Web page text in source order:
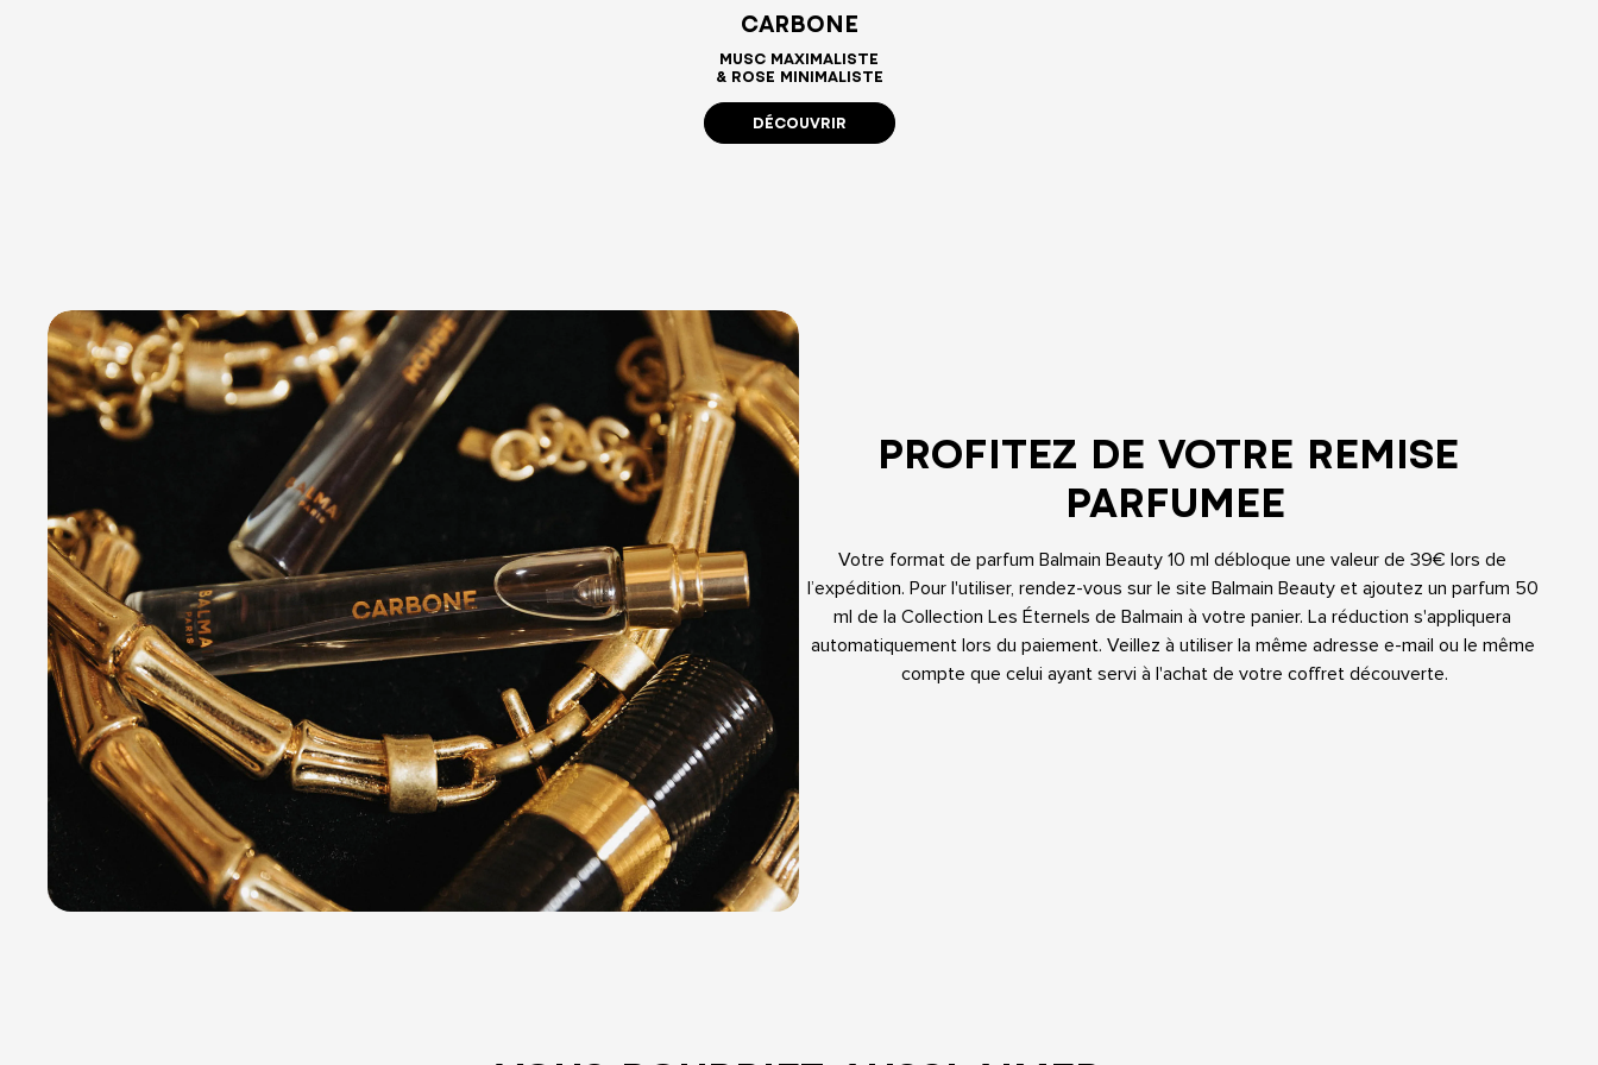
CARBONE
MUSC MAXIMALISTE
& ROSE MINIMALISTE
DÉCOUVRIR
PROFITEZ DE VOTRE REMISE
PARFUMEE
Votre format de parfum Balmain Beauty 10 ml débloque une valeur de 39€ lors de
l’expédition. Pour l'utiliser, rendez-vous sur le site Balmain Beauty et ajoutez un parfum 50
ml de la Collection Les Éternels de Balmain à votre panier. La réduction s'appliquera
automatiquement lors du paiement. Veillez à utiliser la même adresse e-mail ou le même
compte que celui ayant servi à l'achat de votre coffret découverte.